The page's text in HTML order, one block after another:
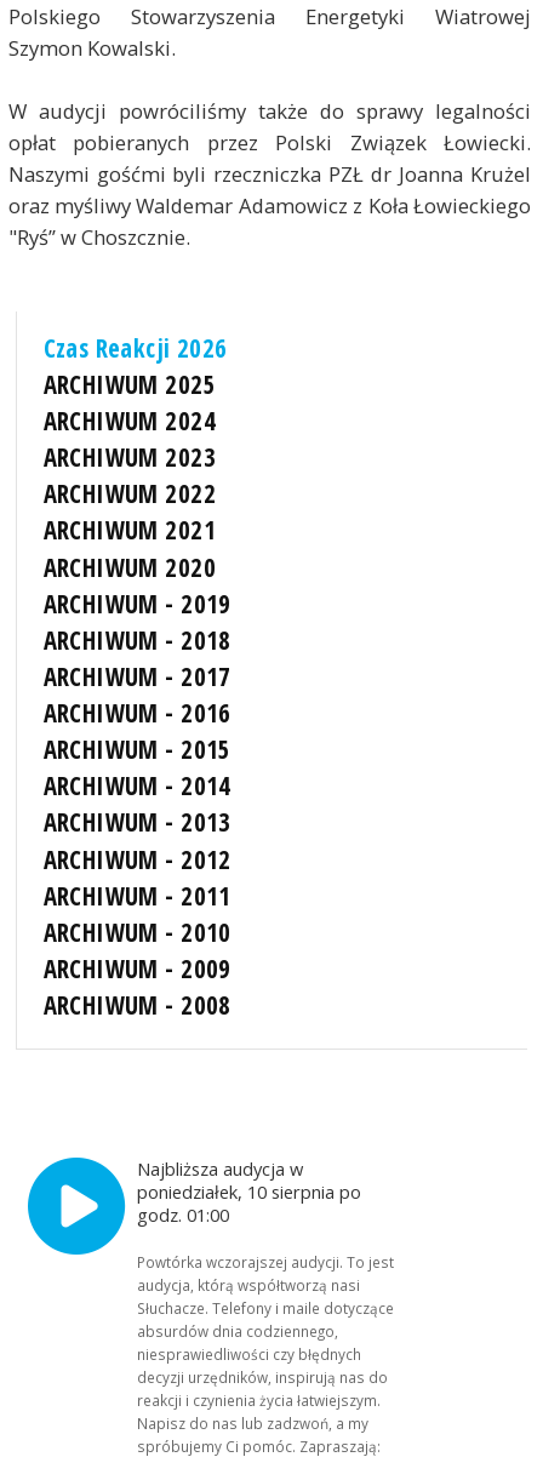
Polskiego Stowarzyszenia Energetyki Wiatrowej
Szymon Kowalski.
W audycji powróciliśmy także do sprawy legalności
opłat pobieranych przez Polski Związek Łowiecki.
Naszymi gośćmi byli rzeczniczka PZŁ dr Joanna Krużel
oraz myśliwy Waldemar Adamowicz z Koła Łowieckiego
"Ryś” w Choszcznie.
Czas Reakcji 2026
ARCHIWUM 2025
ARCHIWUM 2024
ARCHIWUM 2023
ARCHIWUM 2022
ARCHIWUM 2021
ARCHIWUM 2020
ARCHIWUM - 2019
ARCHIWUM - 2018
ARCHIWUM - 2017
ARCHIWUM - 2016
ARCHIWUM - 2015
ARCHIWUM - 2014
ARCHIWUM - 2013
ARCHIWUM - 2012
ARCHIWUM - 2011
ARCHIWUM - 2010
ARCHIWUM - 2009
ARCHIWUM - 2008
Najbliższa audycja w
poniedziałek, 10 sierpnia po
godz. 01:00
Powtórka wczorajszej audycji. To jest
audycja, którą współtworzą nasi
Słuchacze. Telefony i maile dotyczące
absurdów dnia codziennego,
niesprawiedliwości czy błędnych
decyzji urzędników, inspirują nas do
reakcji i czynienia życia łatwiejszym.
Napisz do nas lub zadzwoń, a my
spróbujemy Ci pomóc. Zapraszają: